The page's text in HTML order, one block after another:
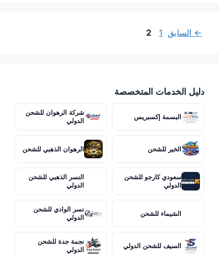
← السابق Page
1
Page
2
دليل الخدمات المتخصصة
البسمة إكسبريس
شركة الرهوان للشحن
الدولي
الخير للشحن الرهوان الذهبي للشحن
سعودي كارجو للشحن
الدولي
النسر الذهبي للشحن
الدولي
الشيماء للشحن
نسر الوادي للشحن
الدولي
السيف للشحن الدولي
نجمة جدة للشحن
الدولي